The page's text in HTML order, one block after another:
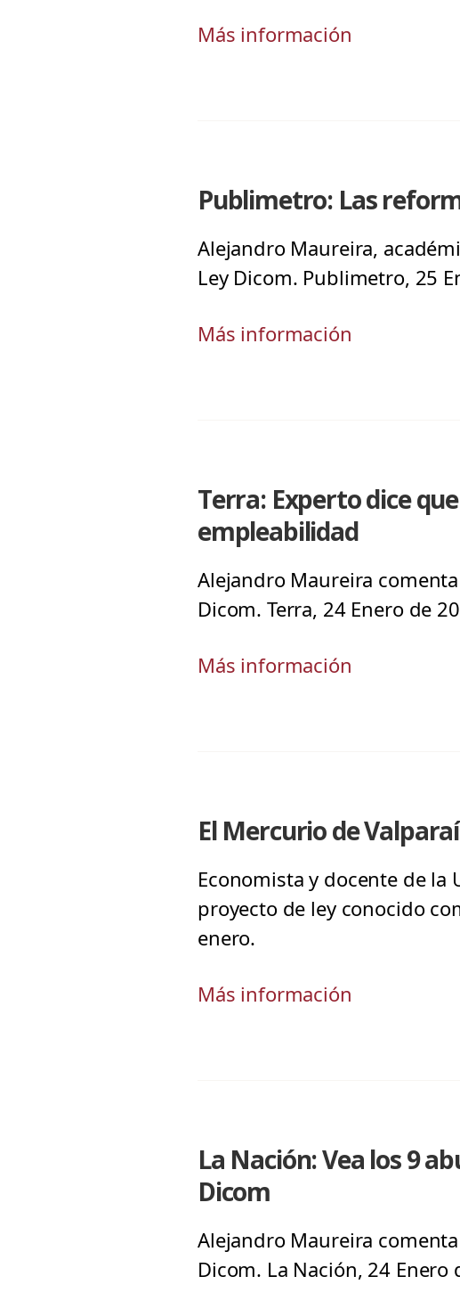
Más información
Publimetro: Las
Alejandro Maureira,
Ley Dicom. Publimetro, 25
Más información
Terra: Experto dice
empleabilidad
Alejandro Maureira
Dicom. Terra, 24 Enero de
Más información
El Mercurio de
Economista y docente de la
proyecto de ley conocido
enero.
Más información
La Nación: Vea los 9
Dicom
Alejandro Maureira
Dicom. La Nación, 24 Enero